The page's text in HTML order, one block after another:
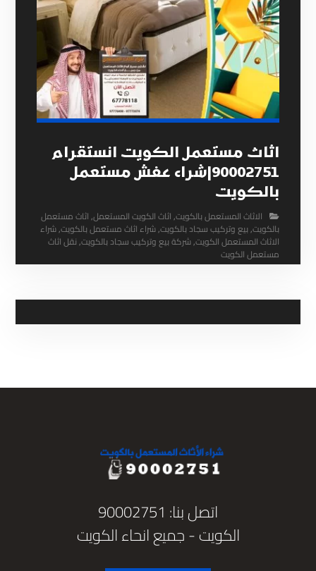
اثاث مستعمل الكويت انستقرام
90002751|شراء عفش مستعمل
بالكويت
الاثاث المستعمل بالكويت,اثاث الكويت المستعمل,اثاث مستعمل
بالكويت,بيع وتركيب سجاد بالكويت,شراء اثاث مستعمل بالكويت,شراء
الاثاث المستعمل الكويت,شركة بيع وتركيب سجاد بالكويت,نقل اثاث
مستعمل الكويت
اتصل بنا: 90002751
الكويت - جميع انحاء الكويت